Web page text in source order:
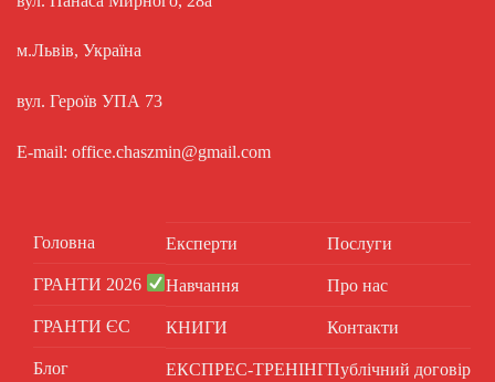
м.Львів, Україна
вул. Героїв УПА 73
E-mail: office.chaszmin@gmail.com
Головна
ГРАНТИ 2026
ГРАНТИ ЄС
Блог
Експерти
Навчання
КНИГИ
ЕКСПРЕС-ТРЕНІНГ
Послуги
Про нас
Контакти
Публічний договір